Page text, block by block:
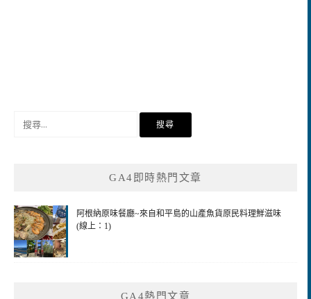
GA4即時熱門文章
阿根納原味餐廳~來自和平島的山產魚貨原民料理鮮滋味
(線上：1)
GA4熱門文章